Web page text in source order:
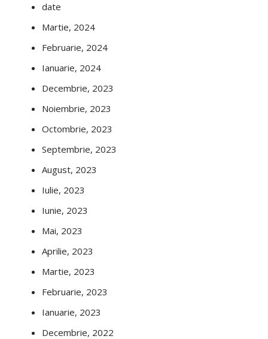
date
Martie, 2024
Februarie, 2024
Ianuarie, 2024
Decembrie, 2023
Noiembrie, 2023
Octombrie, 2023
Septembrie, 2023
August, 2023
Iulie, 2023
Iunie, 2023
Mai, 2023
Aprilie, 2023
Martie, 2023
Februarie, 2023
Ianuarie, 2023
Decembrie, 2022